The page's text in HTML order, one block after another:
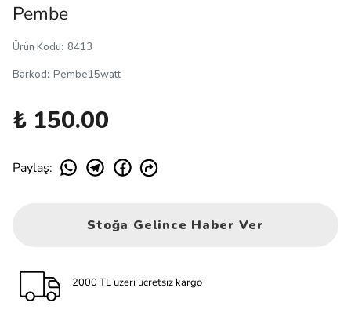
Pembe
Ürün Kodu: 8413
Barkod: Pembe15watt
₺ 150.00
Paylaş:
Stoğa Gelince Haber Ver
2000 TL üzeri ücretsiz kargo